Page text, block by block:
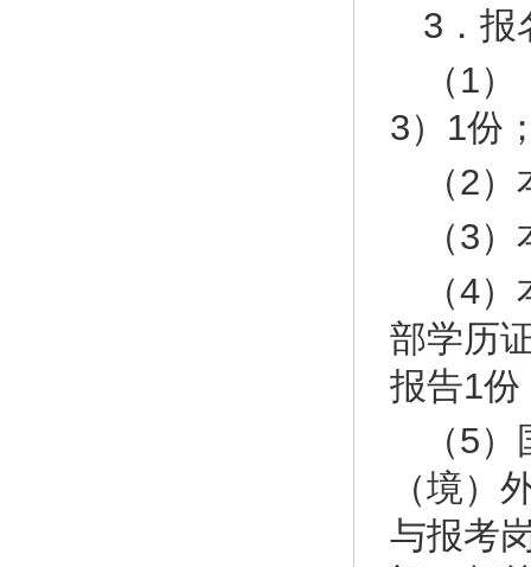
3．报
（1
3）1份
（2
（3
（4
部学历
报告1份
（5
（境）
与报考